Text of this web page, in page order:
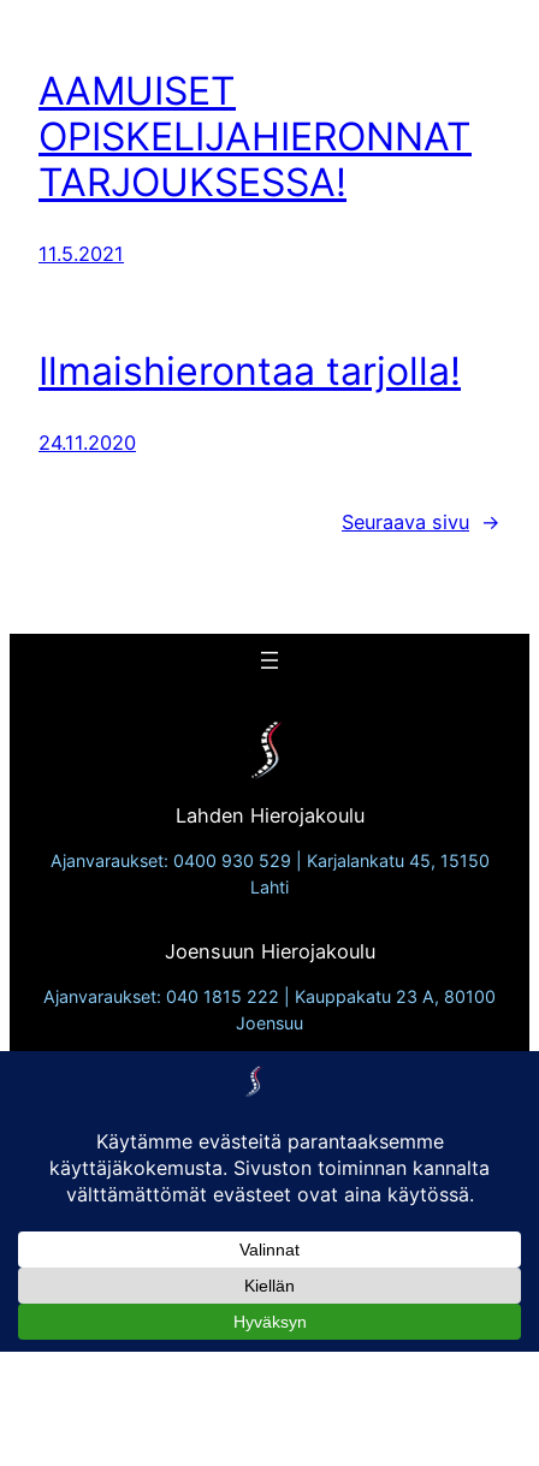
AAMUISET
OPISKELIJAHIERONNAT
TARJOUKSESSA!
11.5.2021
Ilmaishierontaa tarjolla!
24.11.2020
Seuraava sivu →
Lahden Hierojakoulu
Ajanvaraukset: 0400 930 529 | Karjalankatu 45, 15150
Lahti
Joensuun Hierojakoulu
Ajanvaraukset: 040 1815 222 | Kauppakatu 23 A, 80100
Joensuu
Lappeen Hierojakoulu
Ajanvaraukset: 0500 1200 68 | Valtakatu 36 A, 53100
Lappeenranta
Lahden Hierojakoulu | Joensuun Hierojakoulu | Lappeen
Hierojakoulu
Vuodesta 2010
Tietosuojaseloste
Evästekäytännöt: